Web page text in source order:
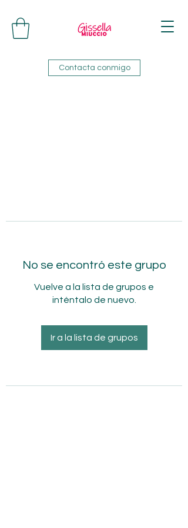
Contacta conmigo
No se encontró este grupo
Vuelve a la lista de grupos e
inténtalo de nuevo.
Ir a la lista de grupos